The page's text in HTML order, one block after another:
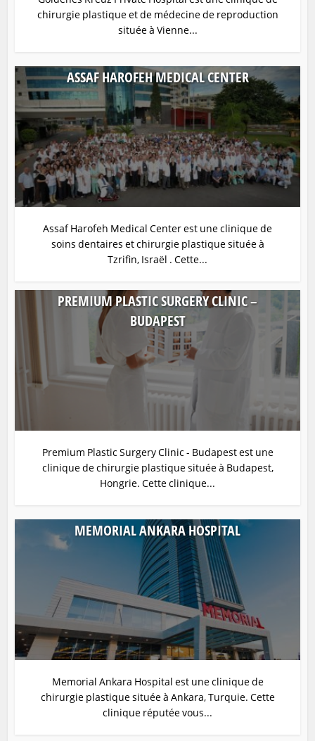
chirurgie plastique et de médecine de reproduction
située à Vienne...
ASSAF HAROFEH MEDICAL CENTER
Assaf Harofeh Medical Center est une clinique de
soins dentaires et chirurgie plastique située à
Tzrifin, Israël . Cette...
PREMIUM PLASTIC SURGERY CLINIC –
BUDAPEST
Premium Plastic Surgery Clinic - Budapest est une
clinique de chirurgie plastique située à Budapest,
Hongrie. Cette clinique...
MEMORIAL ANKARA HOSPITAL
Memorial Ankara Hospital est une clinique de
chirurgie plastique située à Ankara, Turquie. Cette
clinique réputée vous...